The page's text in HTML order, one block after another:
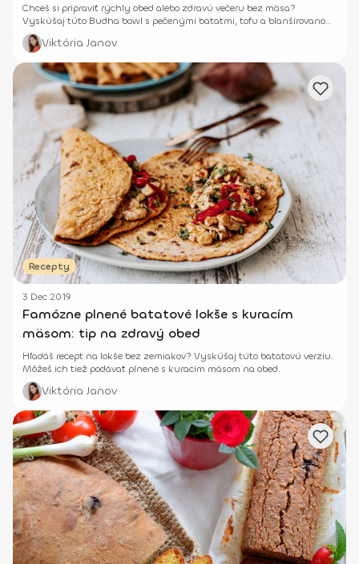
Chceš si pripraviť rýchly obed alebo zdravú večeru bez mäsa?
Vyskúšaj túto Budha bowl s pečenými batatmi, tofu a blanšírovanou
zeleninou.
Viktória Janov
Recepty
3 Dec 2019
Famózne plnené batatové lokše s kuracím
mäsom: tip na zdravý obed
Hľadáš recept na lokše bez zemiakov? Vyskúšaj túto batatovú verziu.
Môžeš ich tiež podávať plnené s kuracím mäsom na obed.
Viktória Janov